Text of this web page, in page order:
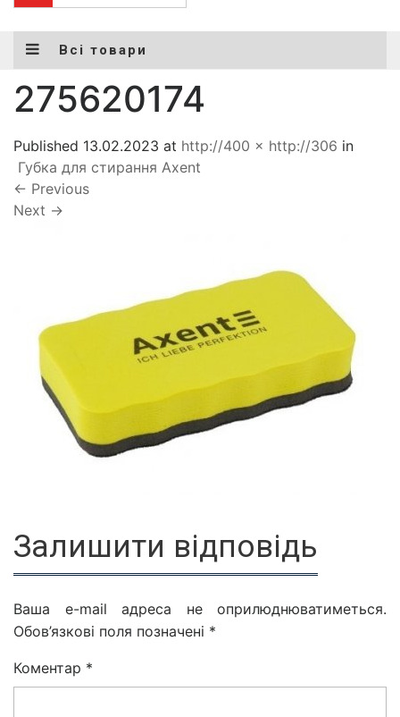
Всі товари
275620174
Published 13.02.2023 at http://400 × http://306 in
Губка для стирання Axent
← Previous
Next →
Залишити відповідь
Ваша e-mail адреса не оприлюднюватиметься.
Обов’язкові поля позначені *
Коментар *